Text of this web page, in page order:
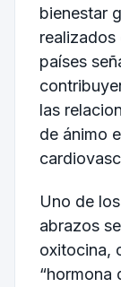
bienestar
países
las
de ánimo
Uno de
abrazos
oxitocina,
“hormona